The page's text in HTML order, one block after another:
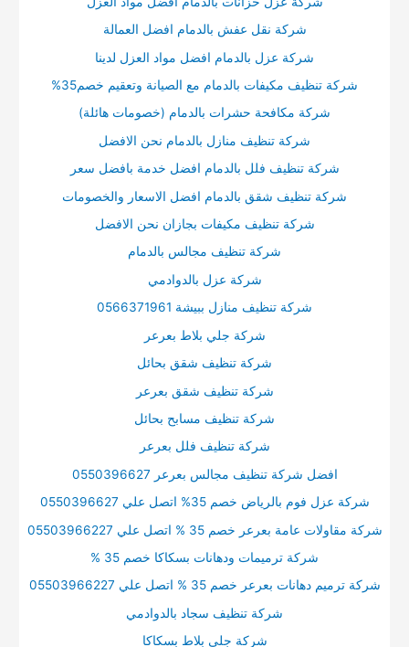
شركة نقل عفش بالدمام افضل العمالة
شركة عزل بالدمام افضل مواد العزل لدينا
شركة تنظيف مكيفات بالدمام مع الصيانة وتعقيم خصم35%
شركة مكافحة حشرات بالدمام (خصومات هائلة)
شركة تنظيف منازل بالدمام نحن الافضل
شركة تنظيف فلل بالدمام افضل خدمة بافضل سعر
شركة تنظيف شقق بالدمام افضل الاسعار والخصومات
شركة تنظيف مكيفات بجازان نحن الافضل
شركة تنظيف مجالس بالدمام
شركة عزل بالدوادمي
شركة تنظيف منازل ببيشة 0566371961
شركة جلي بلاط بعرعر
شركة تنظيف شقق بحائل
شركة تنظيف شقق بعرعر
شركة تنظيف مسابح بحائل
شركة تنظيف فلل بعرعر
افضل شركة تنظيف مجالس بعرعر 0550396627
شركة عزل فوم بالرياض خصم 35% اتصل علي 0550396627
شركة مقاولات عامة بعرعر خصم 35 % اتصل علي 05503966227
شركة ترميمات ودهانات بسكاكا خصم 35 %
شركة ترميم دهانات بعرعر خصم 35 % اتصل علي 05503966227
شركة تنظيف سجاد بالدوادمي
شركة جلي بلاط بسكاكا